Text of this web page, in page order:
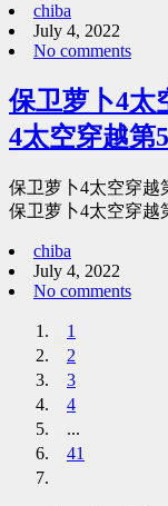
chiba
July 4, 2022
No comments
保卫萝卜4太
4太空穿越第
保卫萝卜4太空穿越
保卫萝卜4太空穿越
chiba
July 4, 2022
No comments
1
2
3
4
...
41